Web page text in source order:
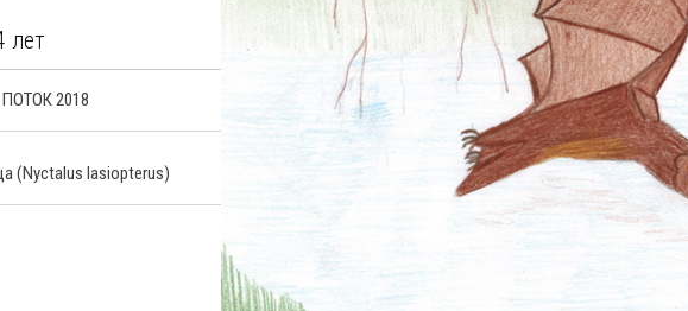
лет
2018
(Nyctalus lasiopterus)